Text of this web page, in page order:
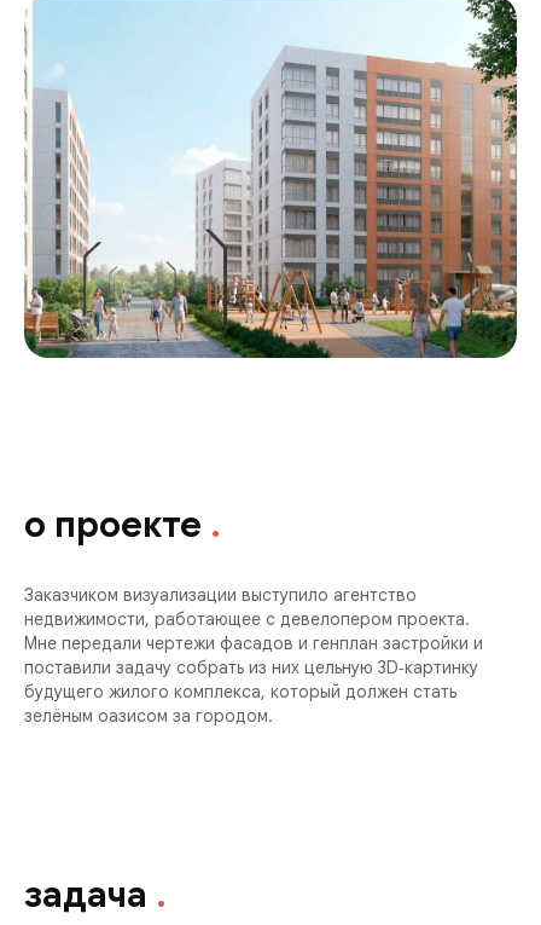
о проекте .
Заказчиком визуализации выступило агентство
недвижимости, работающее с девелопером проекта.
Мне передали чертежи фасадов и генплан застройки и
поставили задачу собрать из них цельную 3D‑картинку
будущего жилого комплекса, который должен стать
зелёным оазисом за городом.
задача .